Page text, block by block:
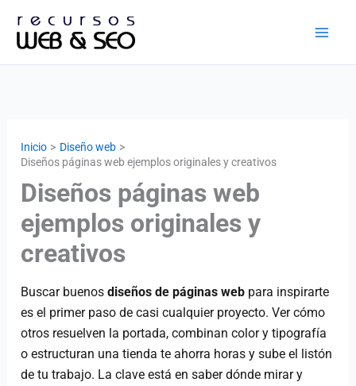
Inicio
Diseño web
Diseños páginas web ejemplos originales y creativos
Diseños páginas web
ejemplos originales y
creativos
Buscar buenosdiseños de páginas web para inspirarte
es el primer paso de casi cualquier proyecto. Ver cómo
otros resuelven la portada, combinan color y tipografía
o estructuran una tienda te ahorra horas y sube el listón
de tu trabajo. La clave está en saber dónde mirar y